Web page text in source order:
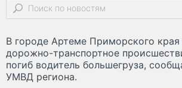
В городе Артеме Приморского
дорожно-транспортное
погиб водитель большегруза,
УМВД региона.